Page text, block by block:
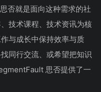
否就是面向这种需求的社
技术课程、技术资讯为核
与成长中保持效率与质
同行交流、或希望把知识
思否提供了一